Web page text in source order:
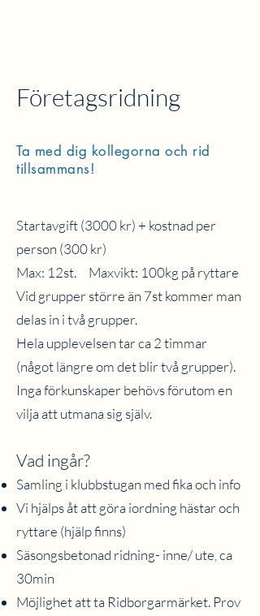
Företagsridning
Ta med dig kollegorna och rid
tillsammans!
Startavgift (3000 kr) + kostnad per
person (300 kr)
Max: 12st. Maxvikt: 100kg på ryttare
Vid grupper större än 7st kommer man
delas in i två grupper.
Hela upplevelsen tar ca 2 timmar
(något längre om det blir två grupper).
Inga förkunskaper behövs förutom en
vilja att utmana sig själv.
Vad ingår?
Samling i klubbstugan med fika och info
Vi hjälps åt att göra iordning hästar och
ryttare (hjälp finns)
Säsongsbetonad ridning- inne/ ute, ca
30min
Möjlighet att ta Ridborgarmärket. Prov